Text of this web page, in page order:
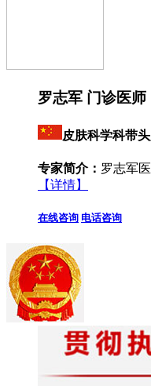
罗志军 门诊医师
皮肤科学科带
专家简介： 罗志军
【详情】
在线咨询 电话咨询